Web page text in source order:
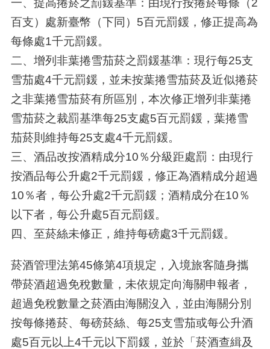
百支）處新臺幣（下同）5百元罰鍰，修正提高為
每條處1千元罰鍰。
二、增列非葉捲雪茄菸之罰鍰基準：現行每25支
雪茄處4千元罰鍰，並未按葉捲雪茄菸及近似捲菸
之非葉捲雪茄菸有所區別，本次修正增列非葉捲
雪茄菸之裁罰基準每25支處5百元罰鍰，葉捲雪
茄菸則維持每25支處4千元罰鍰。
三、酒品改按酒精成分10％分級距處罰：由現行
按酒品每公升處2千元罰鍰，修正為酒精成分超過
10％者，每公升處2千元罰鍰；酒精成分在10％
以下者，每公升處5百元罰鍰。
四、至菸絲未修正，維持每磅處3千元罰鍰。
菸酒管理法第45條第4項規定，入境旅客隨身攜
帶菸酒超過免稅數量，未依規定向海關申報者，
超過免稅數量之菸酒由海關沒入，並由海關分別
按每條捲菸、每磅菸絲、每25支雪茄或每公升酒
處5百元以上4千元以下罰鍰，並於「菸酒查緝及